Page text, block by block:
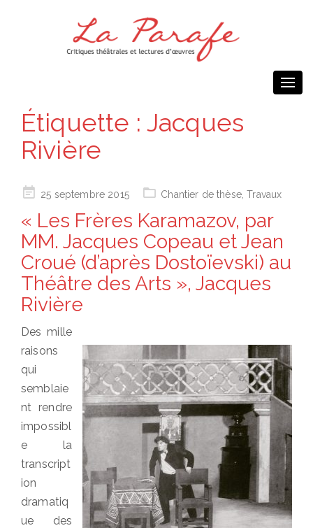
Étiquette : Jacques
Rivière
Posted25 septembre 2015 Chantier de thèse,Travaux
« Les Frères Karamazov, par
MM. Jacques Copeau et Jean
Croué (d’après Dostoïevski) au
Théâtre des Arts », Jacques
Rivière
Des mille
raisons
qui
semblaie
nt rendre
impossibl
e la
transcript
ion
dramatiq
ue des